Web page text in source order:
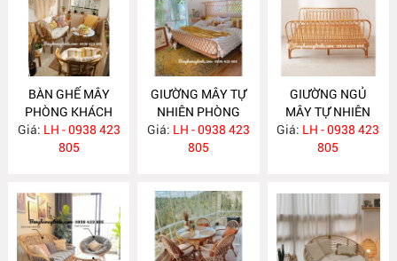
BÀN GHẾ MÂY
PHÒNG KHÁCH
NHỎ GỌN MA585
Giá: LH - 0938 423
805
GIƯỜNG MÂY TỰ
NHIÊN PHÒNG
NGỦ MA584
Giá: LH - 0938 423
805
GIƯỜNG NGỦ
MÂY TỰ NHIÊN
MA583
Giá: LH - 0938 423
805